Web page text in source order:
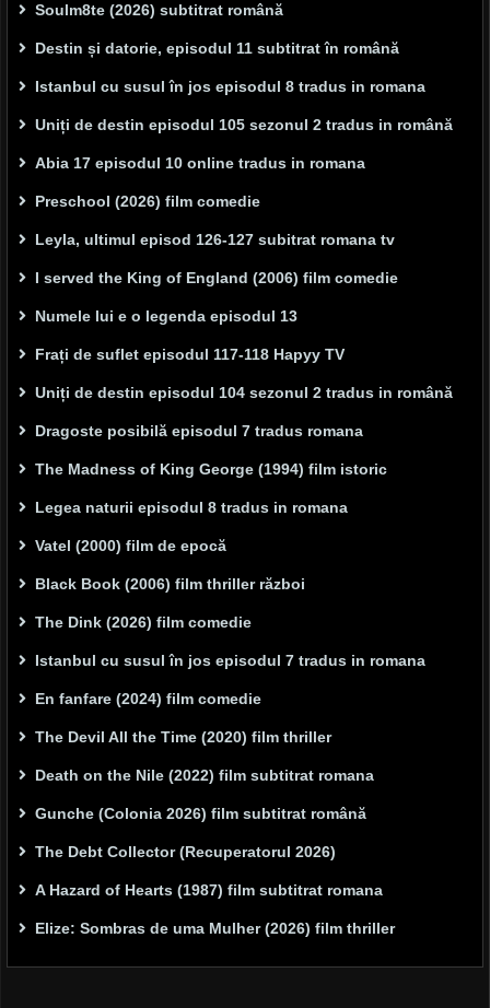
Soulm8te (2026) subtitrat română
Destin și datorie, episodul 11 subtitrat în română
Istanbul cu susul în jos episodul 8 tradus in romana
Uniți de destin episodul 105 sezonul 2 tradus in română
Abia 17 episodul 10 online tradus in romana
Preschool (2026) film comedie
Leyla, ultimul episod 126-127 subitrat romana tv
I served the King of England (2006) film comedie
Numele lui e o legenda episodul 13
Frați de suflet episodul 117-118 Hapyy TV
Uniți de destin episodul 104 sezonul 2 tradus in română
Dragoste posibilă episodul 7 tradus romana
The Madness of King George (1994) film istoric
Legea naturii episodul 8 tradus in romana
Vatel (2000) film de epocă
Black Book (2006) film thriller război
The Dink (2026) film comedie
Istanbul cu susul în jos episodul 7 tradus in romana
En fanfare (2024) film comedie
The Devil All the Time (2020) film thriller
Death on the Nile (2022) film subtitrat romana
Gunche (Colonia 2026) film subtitrat română
The Debt Collector (Recuperatorul 2026)
A Hazard of Hearts (1987) film subtitrat romana
Elize: Sombras de uma Mulher (2026) film thriller